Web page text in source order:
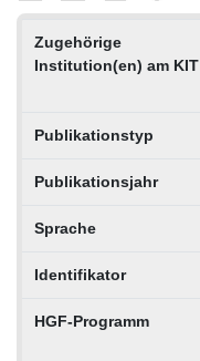
Zugehörige
Institution(en) am KIT
Publikationstyp
Publikationsjahr
Sprache
Identifikator
HGF-Programm